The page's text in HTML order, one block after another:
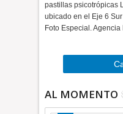
pastillas psicotrópicas
ubicado en el Eje 6
Foto Especial.
AL MOMENTO